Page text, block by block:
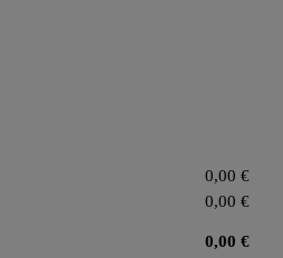
0,00 €
0,00 €
0,00 €